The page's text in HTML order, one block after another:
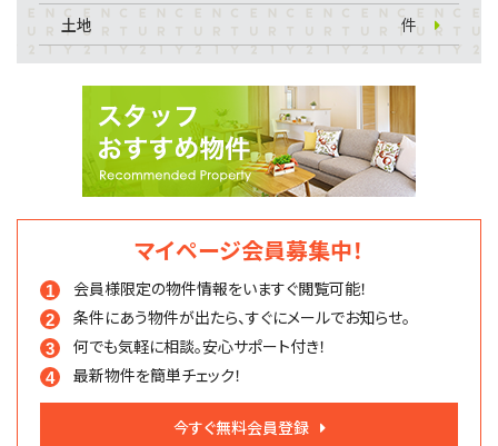
土地
件
マイページ会員募集中！
会員様限定の物件情報をいますぐ閲覧可能！
条件にあう物件が出たら、すぐにメールでお知らせ。
何でも気軽に相談。安心サポート付き！
最新物件を簡単チェック！
今すぐ無料会員登録